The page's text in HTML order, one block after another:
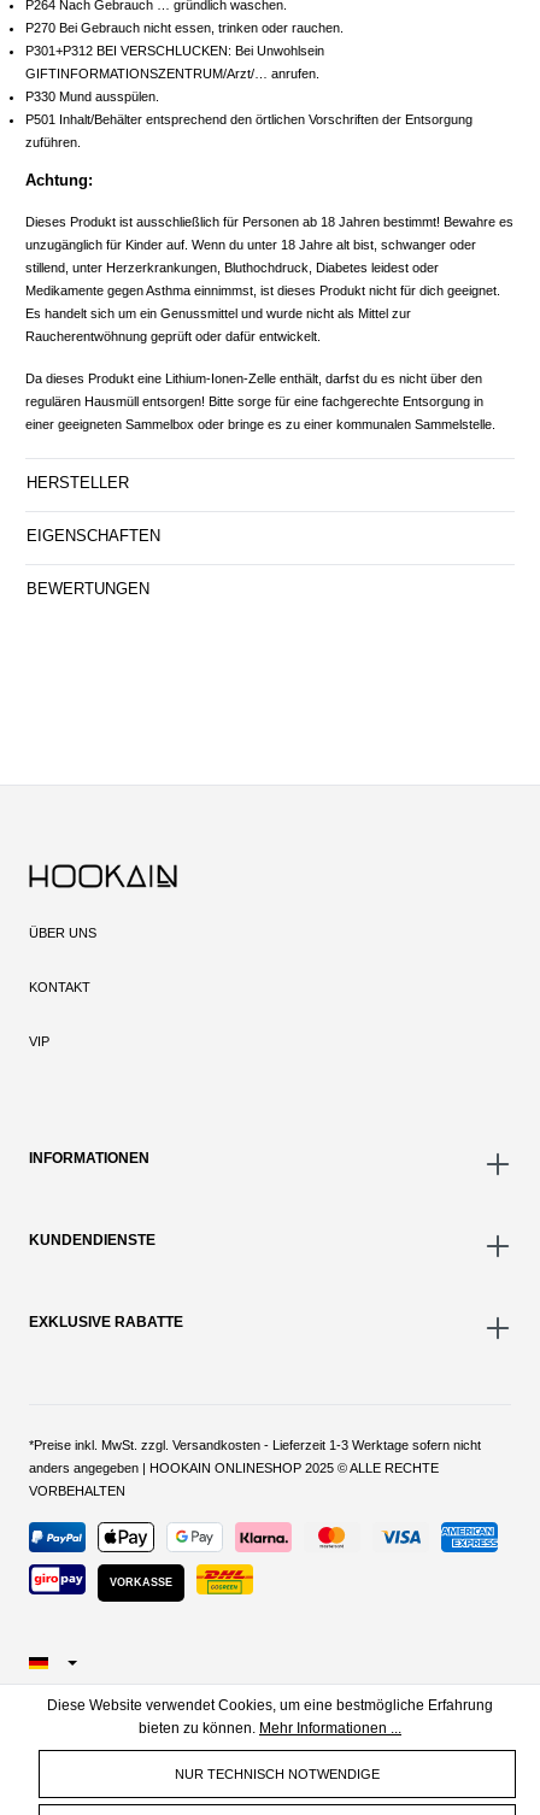
P264 Nach Gebrauch … gründlich waschen.
P270 Bei Gebrauch nicht essen, trinken oder rauchen.
P301+P312 BEI VERSCHLUCKEN: Bei Unwohlsein
GIFTINFORMATIONSZENTRUM/Arzt/… anrufen.
P330 Mund ausspülen.
P501 Inhalt/Behälter entsprechend den örtlichen Vorschriften der Entsorgung
zuführen.
Achtung:
Dieses Produkt ist ausschließlich für Personen ab 18 Jahren bestimmt! Bewahre es
unzugänglich für Kinder auf. Wenn du unter 18 Jahre alt bist, schwanger oder
stillend, unter Herzerkrankungen, Bluthochdruck, Diabetes leidest oder
Medikamente gegen Asthma einnimmst, ist dieses Produkt nicht für dich geeignet.
Es handelt sich um ein Genussmittel und wurde nicht als Mittel zur
Raucherentwöhnung geprüft oder dafür entwickelt.
Da dieses Produkt eine Lithium-Ionen-Zelle enthält, darfst du es nicht über den
regulären Hausmüll entsorgen! Bitte sorge für eine fachgerechte Entsorgung in
einer geeigneten Sammelbox oder bringe es zu einer kommunalen Sammelstelle.
HERSTELLER
EIGENSCHAFTEN
BEWERTUNGEN
ÜBER UNS
KONTAKT
VIP
INFORMATIONEN
KUNDENDIENSTE
EXKLUSIVE RABATTE
*Preise inkl. MwSt. zzgl. Versandkosten - Lieferzeit 1-3 Werktage sofern nicht
anders angegeben | HOOKAIN ONLINESHOP 2025 © ALLE RECHTE
VORBEHALTEN
VORKASSE
Diese Website verwendet Cookies, um eine bestmögliche Erfahrung
bieten zu können. Mehr Informationen ...
NUR TECHNISCH NOTWENDIGE